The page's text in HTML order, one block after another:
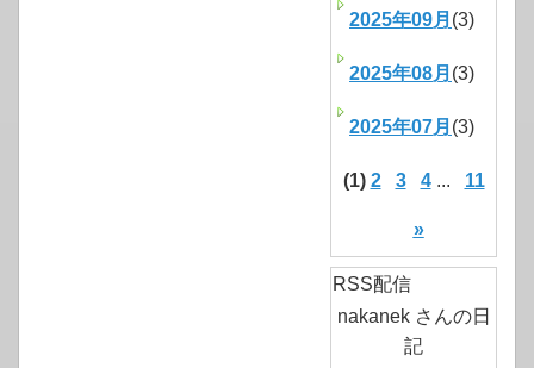
2025年09月 (3)
2025年08月 (3)
2025年07月 (3)
(1) 2 3 4... 11
»
RSS配信
nakanek さんの日
記